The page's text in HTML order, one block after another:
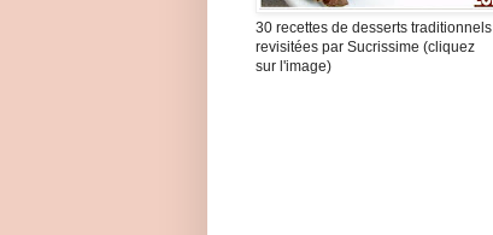
30 recettes de desserts traditionnels
revisitées par Sucrissime (cliquez
sur l'image)